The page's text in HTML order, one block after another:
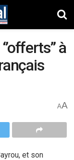
à
AA
et son